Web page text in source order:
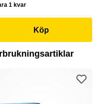
1 kvar
Köp